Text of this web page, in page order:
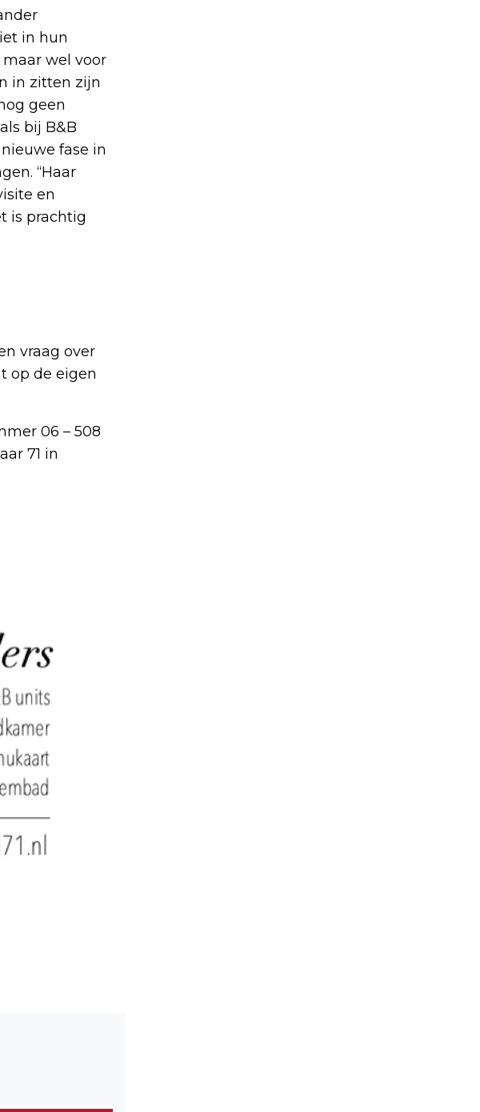
in hun
wel voor
in zitten zijn
geen
bij B&B
fase in
“Haar
en
is prachtig
vraag over
op de eigen
06 – 508
71 in